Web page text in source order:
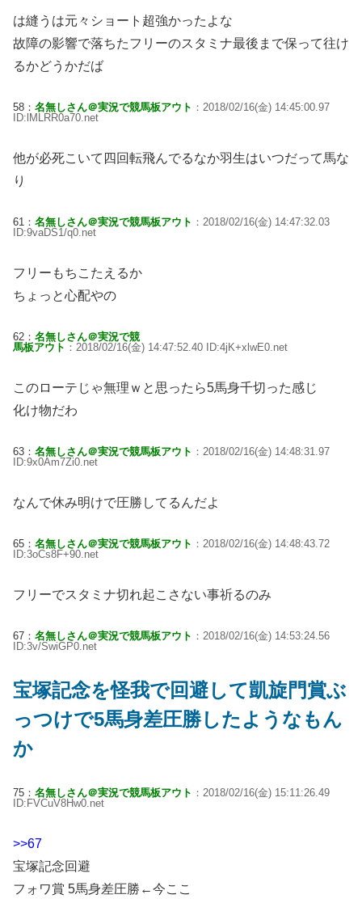
は縫うは元々ショート超強かったよな
故障の影響で落ちたフリーのスタミナ最後まで保って往け
るかどうかだば
58： 名無しさん＠実況で競馬板アウト ：2018/02/16(金) 14:45:00.97
ID:lMLRR0a70.net
他が必死こいて四回転飛んでるなか羽生はいつだって馬な
り
61： 名無しさん＠実況で競馬板アウト ：2018/02/16(金) 14:47:32.03
ID:9vaDS1/q0.net
フリーもちこたえるか
ちょっと心配やの
62： 名無しさん＠実況で競
馬板アウト ：2018/02/16(金) 14:47:52.40 ID:4jK+xlwE0.net
このローテじゃ無理ｗと思ったら5馬身千切った感じ
化け物だわ
63： 名無しさん＠実況で競馬板アウト ：2018/02/16(金) 14:48:31.97
ID:9x0Am7Zi0.net
なんで休み明けで圧勝してるんだよ
65： 名無しさん＠実況で競馬板アウト ：2018/02/16(金) 14:48:43.72
ID:3oCs8F+90.net
フリーでスタミナ切れ起こさない事祈るのみ
67： 名無しさん＠実況で競馬板アウト ：2018/02/16(金) 14:53:24.56
ID:3v/SwiGP0.net
宝塚記念を怪我で回避して凱旋門賞ぶ
っつけで5馬身差圧勝したようなもん
か
75： 名無しさん＠実況で競馬板アウト ：2018/02/16(金) 15:11:26.49
ID:FVCuV8Hw0.net
>>67
宝塚記念回避
フォワ賞 5馬身差圧勝←今ここ